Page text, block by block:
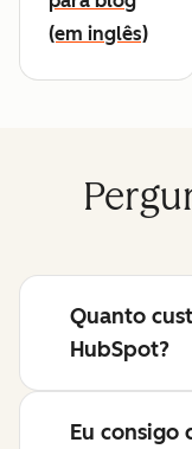
(em inglês)
Quanto
HubSpot?
Eu